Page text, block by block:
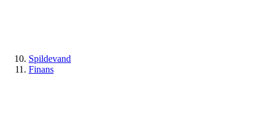
Spildevand
Finans